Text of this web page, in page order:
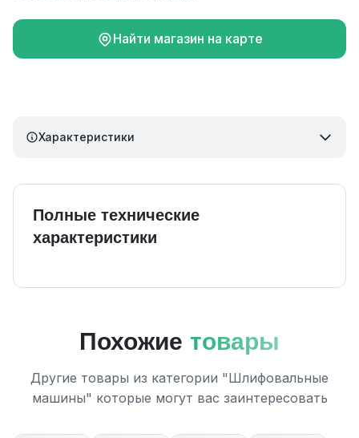
Найти магазин на карте
Характеристики
Полные технические
характеристики
Похожие товары
Другие товары из категории "Шлифовальные
машины" которые могут вас заинтересовать